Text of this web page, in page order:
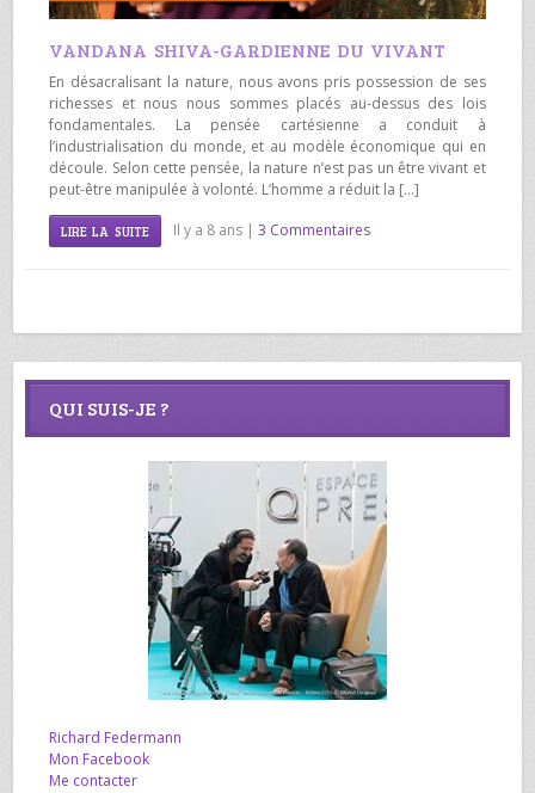
VANDANA SHIVA-GARDIENNE DU VIVANT
En désacralisant la nature, nous avons pris possession de ses
richesses et nous nous sommes placés au-dessus des lois
fondamentales. La pensée cartésienne a conduit à
l’industrialisation du monde, et au modèle économique qui en
découle. Selon cette pensée, la nature n’est pas un être vivant et
peut-être manipulée à volonté. L’homme a réduit la […]
LIRE LA SUITE Il y a 8 ans | 3 Commentaires
QUI SUIS-JE ?
Richard Federmann
Mon Facebook
Me contacter